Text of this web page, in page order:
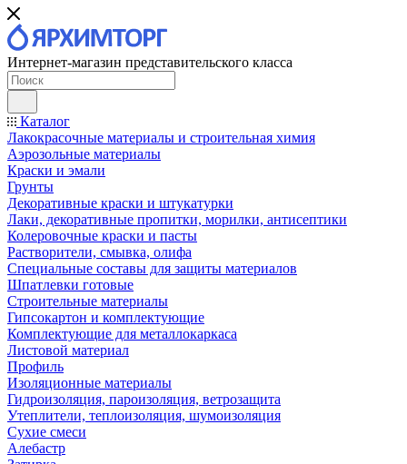
Интернет-магазин представительского класса
Каталог
Лакокрасочные материалы и строительная химия
Аэрозольные материалы
Краски и эмали
Грунты
Декоративные краски и штукатурки
Лаки, декоративные пропитки, морилки, антисептики
Колеровочные краски и пасты
Растворители, смывка, олифа
Специальные составы для защиты материалов
Шпатлевки готовые
Строительные материалы
Гипсокартон и комплектующие
Комплектующие для металлокаркаса
Листовой материал
Профиль
Изоляционные материалы
Гидроизоляция, пароизоляция, ветрозащита
Утеплители, теплоизоляция, шумоизоляция
Сухие смеси
Алебастр